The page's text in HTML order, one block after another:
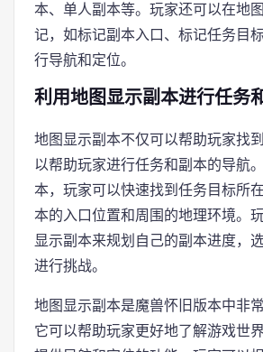
本、单人副本等。玩家还可以在地
记，如标记副本入口、标记任务目
行导航和定位。
利用地图显示副本进行任务
地图显示副本不仅可以帮助玩家找
以帮助玩家进行任务和副本的导航
本，玩家可以快速找到任务目标所
本的入口位置和周围的地理环境。
显示副本来规划自己的副本进度，
进行挑战。
地图显示副本是魔兽怀旧版本中非
它可以帮助玩家更好地了解游戏世